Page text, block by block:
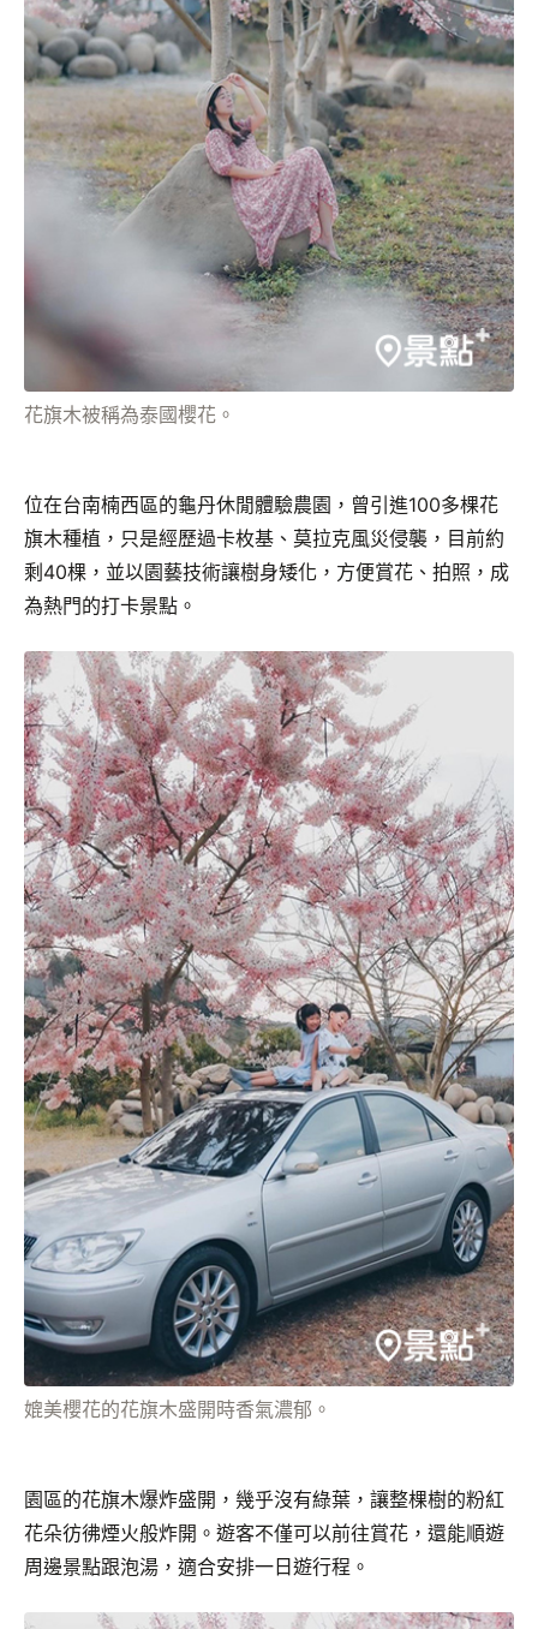
花旗木被稱為泰國櫻花。
位在台南楠西區的龜丹休閒體驗農園，曾引進100多棵花
旗木種植，只是經歷過卡枚基、莫拉克風災侵襲，目前約
剩40棵，並以園藝技術讓樹身矮化，方便賞花、拍照，成
為熱門的打卡景點。
媲美櫻花的花旗木盛開時香氣濃郁。
園區的花旗木爆炸盛開，幾乎沒有綠葉，讓整棵樹的粉紅
花朵彷彿煙火般炸開。遊客不僅可以前往賞花，還能順遊
周邊景點跟泡湯，適合安排一日遊行程。